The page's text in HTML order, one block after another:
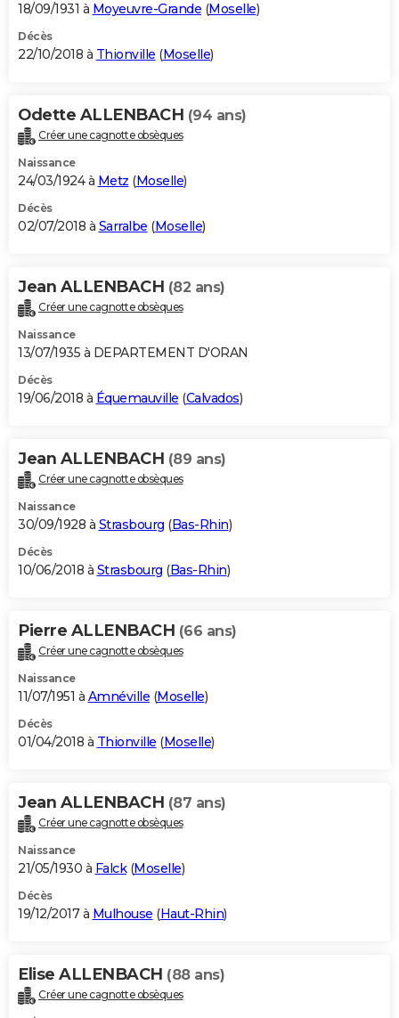
18/09/1931 à Moyeuvre-Grande (Moselle)
Décès
22/10/2018 à Thionville (Moselle)
Odette ALLENBACH (94 ans)
Créer une cagnotte obsèques
Naissance
24/03/1924 à Metz (Moselle)
Décès
02/07/2018 à Sarralbe (Moselle)
Jean ALLENBACH (82 ans)
Créer une cagnotte obsèques
Naissance
13/07/1935 à DEPARTEMENT D'ORAN
Décès
19/06/2018 à Équemauville (Calvados)
Jean ALLENBACH (89 ans)
Créer une cagnotte obsèques
Naissance
30/09/1928 à Strasbourg (Bas-Rhin)
Décès
10/06/2018 à Strasbourg (Bas-Rhin)
Pierre ALLENBACH (66 ans)
Créer une cagnotte obsèques
Naissance
11/07/1951 à Amnéville (Moselle)
Décès
01/04/2018 à Thionville (Moselle)
Jean ALLENBACH (87 ans)
Créer une cagnotte obsèques
Naissance
21/05/1930 à Falck(Moselle)
Décès
19/12/2017 à Mulhouse (Haut-Rhin)
Elise ALLENBACH (88 ans)
Créer une cagnotte obsèques